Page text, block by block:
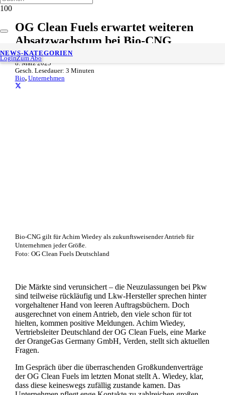
LoginZum Abo
NEWS-KATEGORIEN
OG Clean Fuels erwartet weiteren
Absatzwachstum bei Bio-CNG
8. März 2025
Gesch. Lesedauer: 3 Minuten
Bio, Unternehmen
Bio-CNG gilt für Achim Wiedey als zukunftsweisender Antrieb für
Unternehmen jeder Größe.
Foto: OG Clean Fuels Deutschland
Die Märkte sind verunsichert – die Neuzulassungen bei Pkw
sind teilweise rückläufig und Lkw-Hersteller sprechen hinter
vorgehaltener Hand von leeren Auftragsbüchern. Doch
ausgerechnet von einem Antrieb, den viele schon für tot
hielten, kommen positive Meldungen. Achim Wiedey,
Vertriebsleiter Deutschland der OG Clean Fuels, eine Marke
der OrangeGas Germany GmbH, Verden, stellt sich aktuellen
Fragen.
Im Gespräch über die überraschenden Großkundenverträge
der OG Clean Fuels im letzten Monat stellt A. Wiedey, klar,
dass diese keineswegs zufällig zustande kamen. Das